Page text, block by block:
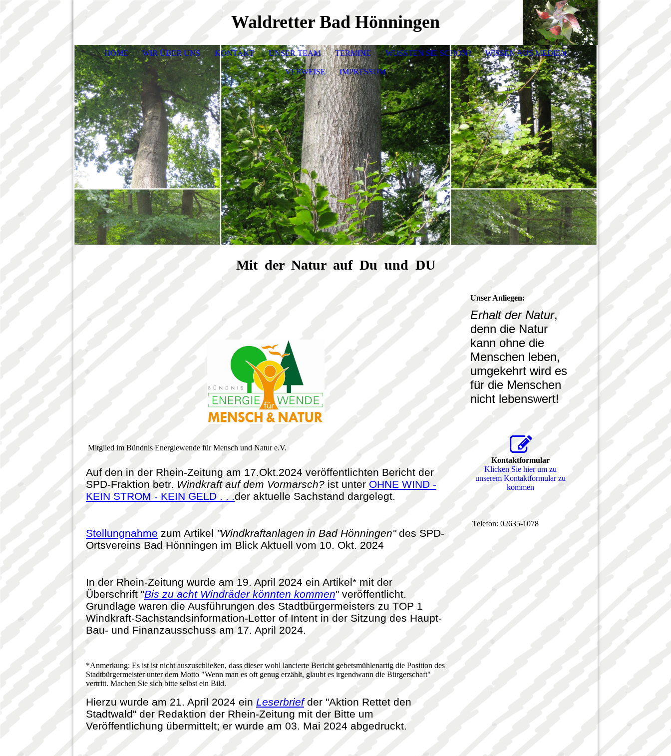
Waldretter Bad Hönningen
HOME WIR ÜBER UNS KONTAKT UNSER TEAM TERMINE WUSSTEN SIE SCHON? WISSEN AUS MEDIEN
VERWEISE IMPRESSUM
Mit der Natur auf Du und DU
Mitglied im Bündnis Energiewende für Mensch und Natur e.V.
Auf den in der Rhein-Zeitung am 17.Okt.2024 veröffentlichten Bericht der
SPD-Fraktion betr. Windkraft auf dem Vormarsch? ist unter OHNE WIND -
KEIN STROM - KEIN GELD . . .der aktuelle Sachstand dargelegt.
Stellungnahme zum Artikel "Windkraftanlagen in Bad Hönningen"des SPD-
Ortsvereins Bad Hönningen im Blick Aktuell vom 10. Okt. 2024
In der Rhein-Zeitung wurde am 19. April 2024 ein Artikel* mit der
Überschrift "Bis zu acht Windräder könnten kommen" veröffentlicht.
Grundlage waren die Ausführungen des Stadtbürgermeisters zu TOP 1
Windkraft-Sachstandsinformation-Letter of Intent in der Sitzung des Haupt-
Bau- und Finanzausschuss am 17. April 2024.
*Anmerkung: Es ist ist nicht auszuschließen, dass dieser wohl lancierte Bericht gebetsmühlenartig die Position des
Stadtbürgermeister unter dem Motto "Wenn man es oft genug erzählt, glaubt es irgendwann die Bürgerschaft"
vertritt. Machen Sie sich bitte selbst ein Bild.
Hierzu wurde am 21. April 2024 ein Leserbriefder "Aktion Rettet den
Stadtwald" der Redaktion der Rhein-Zeitung mit der Bitte um
Veröffentlichung übermittelt; er wurde am 03. Mai 2024 abgedruckt.
Unser Anliegen:
Erhalt der Natur,
denn die Natur
kann ohne die
Menschen leben,
umgekehrt wird es
für die Menschen
nicht lebenswert!
Kontaktformular
Klicken Sie hier um zu
unserem Kon­takt­for­mu­lar zu
kommen
Telefon: 02635-1078